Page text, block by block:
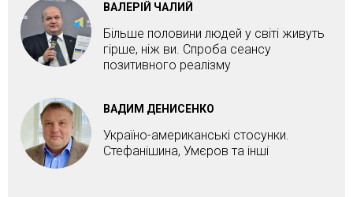
ВАЛЕРІЙ ЧАЛИЙ
Більше половини людей у світі живуть
гірше, ніж ви. Спроба сеансу
позитивного реалізму
ВАДИМ ДЕНИСЕНКО
Україно-американські стосунки.
Стефанішина, Умєров та інші